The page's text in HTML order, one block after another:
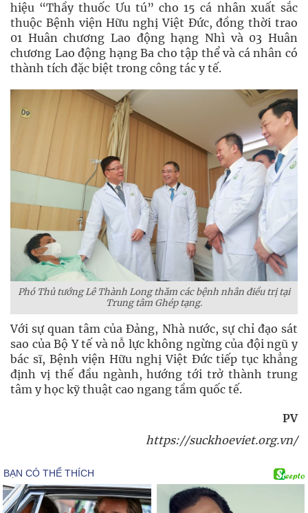
hiệu “Thầy thuốc Ưu tú” cho 15 cá nhân xuất sắc
thuộc Bệnh viện Hữu nghị Việt Đức, đồng thời trao
01 Huân chương Lao động hạng Nhì và 03 Huân
chương Lao động hạng Ba cho tập thể và cá nhân có
thành tích đặc biệt trong công tác y tế.
Phó Thủ tướng Lê Thành Long thăm các bệnh nhân điều trị tại
Trung tâm Ghép tạng.
Với sự quan tâm của Đảng, Nhà nước, sự chỉ đạo sát
sao của Bộ Y tế và nỗ lực không ngừng của đội ngũ y
bác sĩ, Bệnh viện Hữu nghị Việt Đức tiếp tục khẳng
định vị thế đầu ngành, hướng tới trở thành trung
tâm y học kỹ thuật cao ngang tầm quốc tế.
PV
https://suckhoeviet.org.vn/